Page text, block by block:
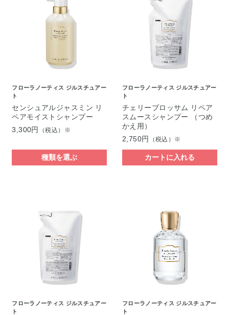
フローラノーティス ジルスチュアー
ト
センシュアルジャスミン リ
ペアモイストシャンプー
3,300円
（税込）※
種類を選ぶ
フローラノーティス ジルスチュアー
ト
チェリーブロッサム リペア
スムースシャンプー （つめ
かえ用）
2,750円
（税込）※
カートに入れる
フローラノーティス ジルスチュアー
ト
フローラノーティス ジルスチュアー
ト